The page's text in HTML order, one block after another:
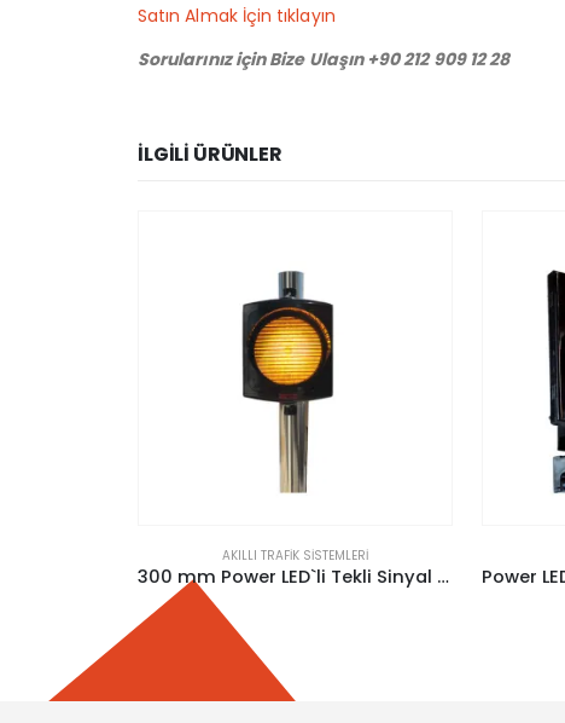
Satın Almak İçin tıklayın
Sorularınız için Bize Ulaşın +90 212 909 12 28
İLGILI ÜRÜNLER
AKILLI TRAFIK SISTEMLERI
Power LED`li Tekli Sinyal Verici 200 mm